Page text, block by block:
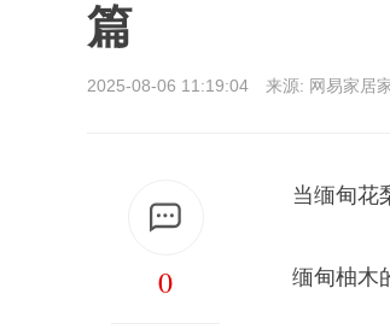
篇
2025-08-06 11:19:04 来源: 网易家居
0
当缅甸花
缅甸柚木